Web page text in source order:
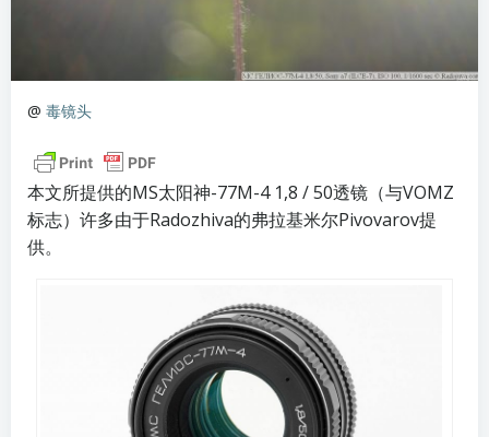
@ 毒镜头
本文所提供的MS太阳神-77M-4 1,8 / 50透镜（与VOMZ
标志）许多由于Radozhiva的弗拉基米尔Pivovarov提
供。